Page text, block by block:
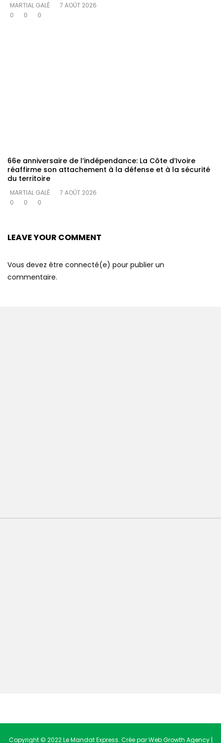
MARTIAL GALÉ
7 AOÛT 2026
0
0 0
66e anniversaire de l’indépendance: La Côte d’Ivoire
réaffirme son attachement à la défense et à la sécurité
du territoire
MARTIAL GALÉ
7 AOÛT 2026
0
0 0
LEAVE YOUR COMMENT
Vous devez être connecté(e) pour publier un
commentaire.
Copyright © 2022 Le Mandat Express. Crée par Web Growth Agency |